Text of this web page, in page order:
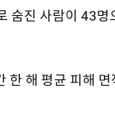
숨진 사람이 43
해 평균 피해